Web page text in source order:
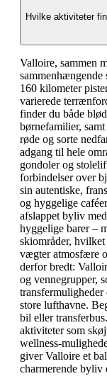
Hvilke aktiviteter
Valloire, sammen
160 kilometer
varierede
finder du både
børnefamilier,
røde og sorte
adgang til hele
gondoler og
forbindelser over
sin autentiske,
og hyggelige
afslappet byliv
hyggelige barer –
skiområder,
vægter atmosfære
derfor bredt:
og vennegrupper,
store lufthavne.
bil eller
aktiviteter som
wellness-
giver Valloire et
charmerende byliv